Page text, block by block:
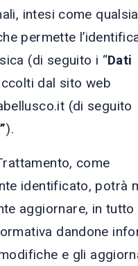
intesi come
permette
(di seguito i “Dati
dal sito web
(di seguito
).
come
identificato, potrà
aggiornare, in tutto
dandone
e gli